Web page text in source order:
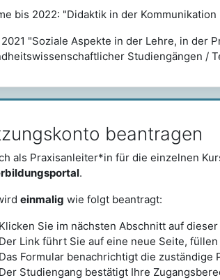
bis 2022: "Didaktik in der
"Soziale Aspekte in der Lehre, in der
Studiengängen /
beantragen
als Praxisanleiter*in für die einzelnen
.
einmalig wie folgt beantragt:
Klicken Sie im nächsten Abschnitt auf
Der Link führt Sie auf eine neue Seite,
Das Formular benachrichtigt die zuständige
Der Studiengang bestätigt Ihre